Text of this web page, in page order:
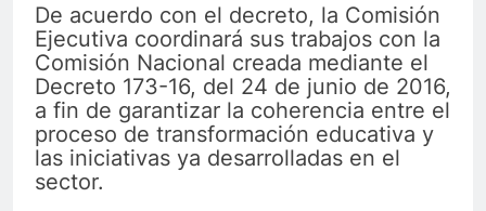
De acuerdo con el decreto, la Comisión
Ejecutiva coordinará sus trabajos con la
Comisión Nacional creada mediante el
Decreto 173-16, del 24 de junio de 2016,
a fin de garantizar la coherencia entre el
proceso de transformación educativa y
las iniciativas ya desarrolladas en el
sector.